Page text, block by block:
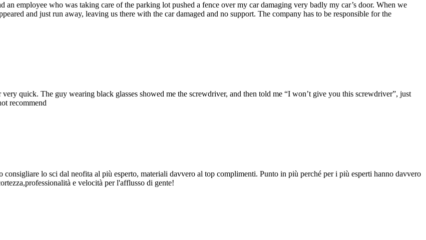
employee who was taking care of the parking lot pushed a fence over my car damaging very badly my car’s door. When we
and just run away, leaving us there with the car damaged and no support. The company has to be responsible for the
quick. The guy wearing black glasses showed me the screwdriver, and then told me “I won’t give you this screwdriver”, just
recommend
lo sci dal neofita al più esperto, materiali davvero al top complimenti. Punto in più perché per i più esperti hanno davvero
e velocità per l'afflusso di gente!